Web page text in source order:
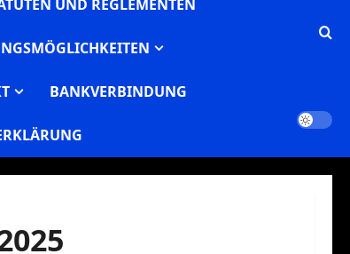
UND REGLEMENTEN
BANKVERBINDUNG